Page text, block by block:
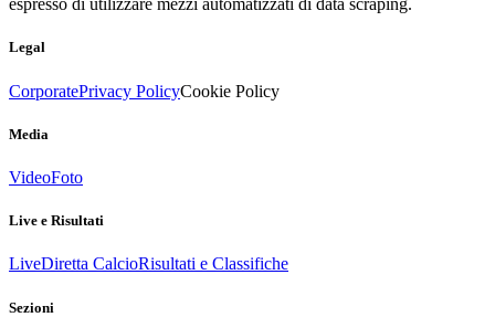
espresso di utilizzare mezzi automatizzati di data scraping.
Legal
CorporatePrivacy PolicyCookie Policy
Media
VideoFoto
Live e Risultati
LiveDiretta CalcioRisultati e Classifiche
Sezioni